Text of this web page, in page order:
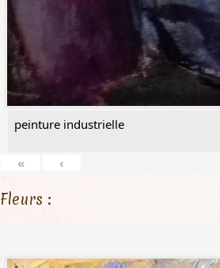
peinture industrielle
« ‹
Fleurs :